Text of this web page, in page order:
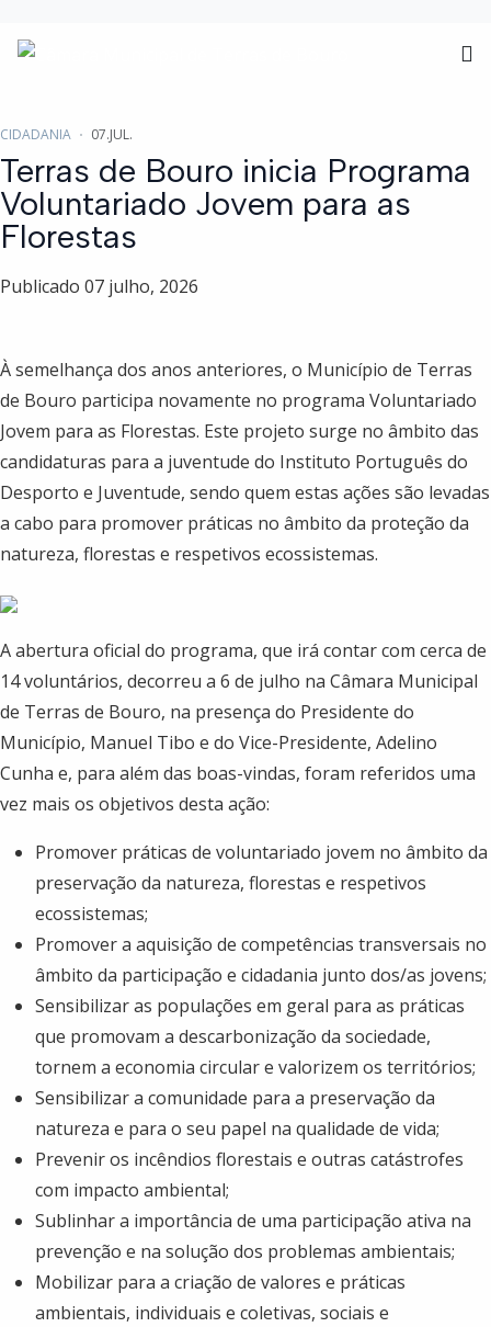
CIDADANIA 07.JUL.
Terras de Bouro inicia Programa
Voluntariado Jovem para as
Florestas
Publicado 07 julho, 2026
À semelhança dos anos anteriores, o Município de Terras
de Bouro participa novamente no programa Voluntariado
Jovem para as Florestas. Este projeto surge no âmbito das
candidaturas para a juventude do Instituto Português do
Desporto e Juventude, sendo quem estas ações são levadas
a cabo para promover práticas no âmbito da proteção da
natureza, florestas e respetivos ecossistemas.
A abertura oficial do programa, que irá contar com cerca de
14 voluntários, decorreu a 6 de julho na Câmara Municipal
de Terras de Bouro, na presença do Presidente do
Município, Manuel Tibo e do Vice-Presidente, Adelino
Cunha e, para além das boas-vindas, foram referidos uma
vez mais os objetivos desta ação:
Promover práticas de voluntariado jovem no âmbito da
preservação da natureza, florestas e respetivos
ecossistemas;
Promover a aquisição de competências transversais no
âmbito da participação e cidadania junto dos/as jovens;
Sensibilizar as populações em geral para as práticas
que promovam a descarbonização da sociedade,
tornem a economia circular e valorizem os territórios;
Sensibilizar a comunidade para a preservação da
natureza e para o seu papel na qualidade de vida;
Prevenir os incêndios florestais e outras catástrofes
com impacto ambiental;
Sublinhar a importância de uma participação ativa na
prevenção e na solução dos problemas ambientais;
Mobilizar para a criação de valores e práticas
ambientais, individuais e coletivas, sociais e